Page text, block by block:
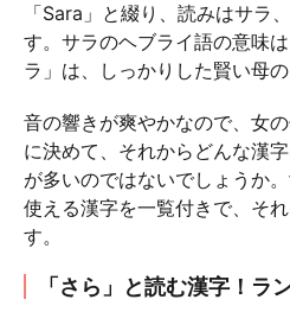
「Sara」と綴り、読みはサラ
す。サラのヘブライ語の意味
ラ」は、しっかりした賢い母の
音の響きが爽やかなので、女
に決めて、それからどんな漢
が多いのではないでしょうか
使える漢字を一覧付きで、そ
す。
「さら」と読む漢字！